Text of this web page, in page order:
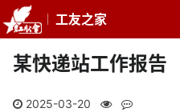
工友之家
某快递站工作报告
2025-03-20